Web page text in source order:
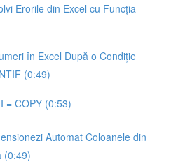
Erorile din Excel cu Funcția
în Excel După o Condiție
(0:49)
= COPY (0:53)
Automat Coloanele din
(0:49)